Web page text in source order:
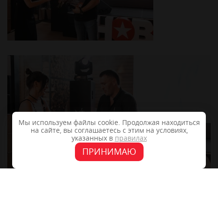
Мы используем файлы cookie. Продолжая находиться
на сайте, вы соглашаетесь с этим на условиях,
указанных в правилах
ПРИНИМАЮ